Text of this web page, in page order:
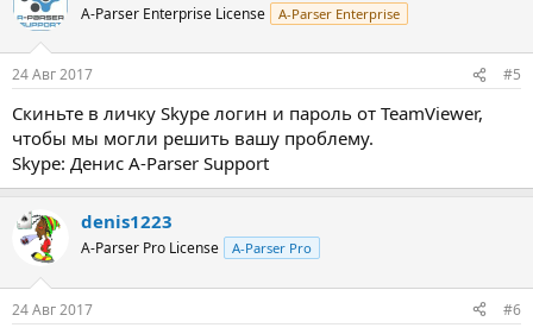
A-Parser Enterprise License A-Parser Enterprise
24 Авг 2017 #5
Скиньте в личку Skype логин и пароль от TeamViewer,
чтобы мы могли решить вашу проблему.
Skype: Денис A-Parser Support
denis1223
A-Parser Pro License A-Parser Pro
24 Авг 2017 #6